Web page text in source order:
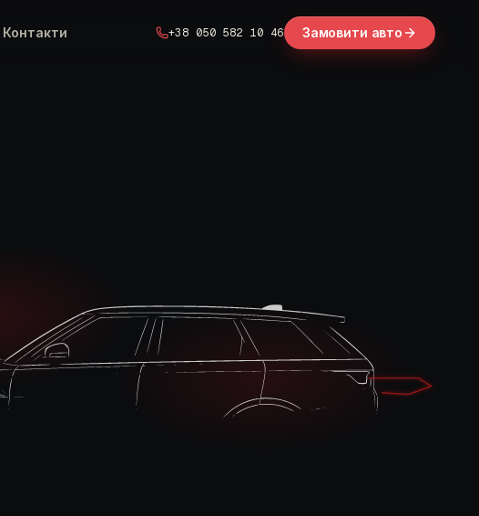
Контакти +38 050 582 10 46 Замовити авто